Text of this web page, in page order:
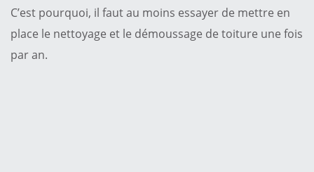
C’est pourquoi, il faut au moins essayer de mettre en
place le nettoyage et le démoussage de toiture une fois
par an.